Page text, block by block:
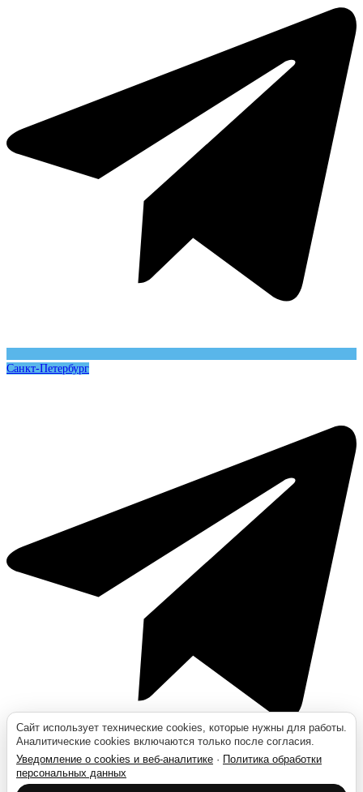
Санкт-Петербург
Москва
Сайт использует технические cookies, которые нужны для работы.
Аналитические cookies включаются только после согласия.
Уведомление о cookies и веб-аналитике · Политика обработки
персональных данных